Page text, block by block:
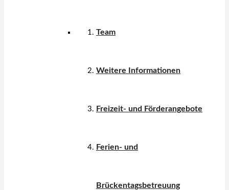
Team
Weitere Informationen
Freizeit- und Förderangebote
Ferien- und
Brückentagsbetreuung